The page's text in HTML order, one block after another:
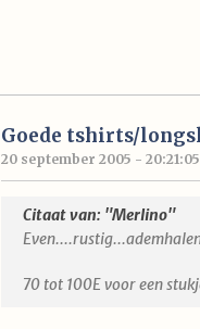
Goede tshirts/
20 september 2005 - 20:21:05
Citaat van: "Merlino"
70 tot 100E voor een